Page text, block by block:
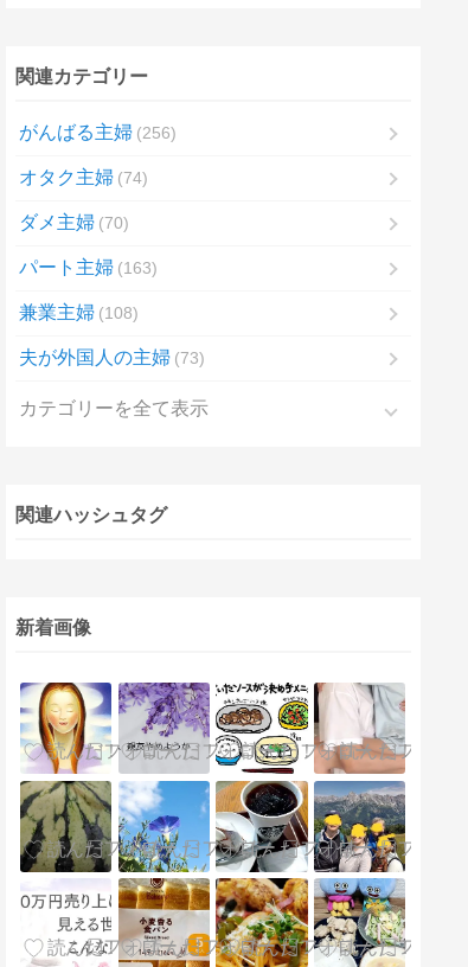
関連カテゴリー
がんばる主婦 256
オタク主婦 74
ダメ主婦 70
パート主婦 163
兼業主婦 108
夫が外国人の主婦 73
カテゴリーを全て表示
関連ハッシュタグ
新着画像